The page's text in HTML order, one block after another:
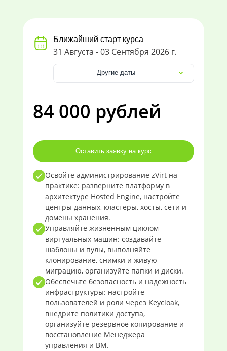
Ближайший старт курса
31 Августа - 03 Сентября 2026 г.
Другие даты
84 000 рублей
Оставить заявку на курс
Освойте администрирование zVirt на
практике: разверните платформу в
архитектуре Hosted Engine, настройте
центры данных, кластеры, хосты, сети и
домены хранения.
Управляйте жизненным циклом
виртуальных машин: создавайте
шаблоны и пулы, выполняйте
клонирование, снимки и живую
миграцию, организуйте папки и диски.
Обеспечьте безопасность и надежность
инфраструктуры: настройте
пользователей и роли через Keycloak,
внедрите политики доступа,
организуйте резервное копирование и
восстановление Менеджера
управления и ВМ.